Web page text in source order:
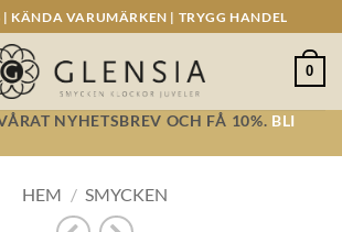
| KÄNDA VARUMÄRKEN | TRYGG HANDEL
0
NYHETSBREV OCH FÅ 10%. BLI
HEM / SMYCKEN